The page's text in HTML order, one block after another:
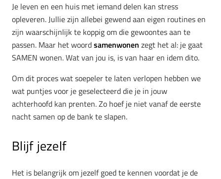
Je leven en een huis met iemand delen kan stress
opleveren. Jullie zijn allebei gewend aan eigen routines en
zijn waarschijnlijk te koppig om die gewoontes aan te
passen. Maar het woordsamenwonen zegt het al: je gaat
SAMEN wonen. Wat van jou is, is van haar en idem dito.
Om dit proces wat soepeler te laten verlopen hebben we
wat puntjes voor je geselecteerd die je in jouw
achterhoofd kan prenten. Zo hoef je niet vanaf de eerste
nacht samen op de bank te slapen.
Blijf jezelf
Het is belangrijk om jezelf goed te kennen voordat je de